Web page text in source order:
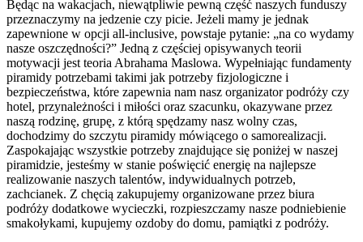
Będąc na wakacjach, niewątpliwie pewną część naszych funduszy
przeznaczymy na jedzenie czy picie. Jeżeli mamy je jednak
zapewnione w opcji all-inclusive, powstaje pytanie: „na co wydamy
nasze oszczędności?” Jedną z częściej opisywanych teorii
motywacji jest teoria Abrahama Maslowa. Wypełniając fundamenty
piramidy potrzebami takimi jak potrzeby fizjologiczne i
bezpieczeństwa, które zapewnia nam nasz organizator podróży czy
hotel, przynależności i miłości oraz szacunku, okazywane przez
naszą rodzinę, grupę, z którą spędzamy nasz wolny czas,
dochodzimy do szczytu piramidy mówiącego o samorealizacji.
Zaspokajając wszystkie potrzeby znajdujące się poniżej w naszej
piramidzie, jesteśmy w stanie poświęcić energię na najlepsze
realizowanie naszych talentów, indywidualnych potrzeb,
zachcianek. Z chęcią zakupujemy organizowane przez biura
podróży dodatkowe wycieczki, rozpieszczamy nasze podniebienie
smakołykami, kupujemy ozdoby do domu, pamiątki z podróży.